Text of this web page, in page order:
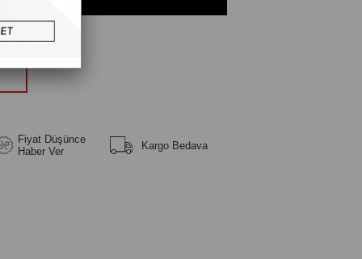
Fiyat Düşünce
Haber Ver
Kargo Bedava